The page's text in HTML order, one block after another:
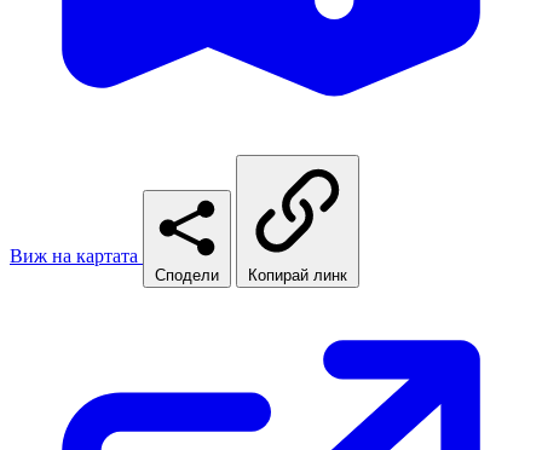
Виж на картата
Сподели Копирай линк